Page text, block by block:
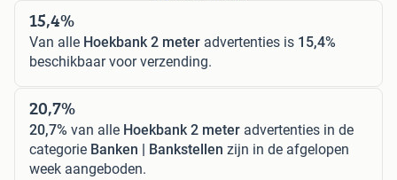
15,4%
Van alle Hoekbank 2 meter advertenties is 15,4%
beschikbaar voor verzending.
20,7%
20,7% van alle Hoekbank 2 meter advertenties in de
categorie Banken | Bankstellen zijn in de afgelopen
week aangeboden.